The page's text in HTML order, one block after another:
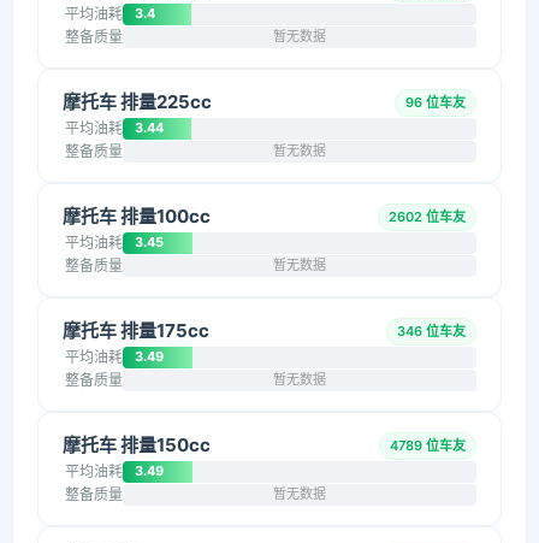
平均油耗 3.4
整备质量 暂无数据
摩托车 排量225cc 96 位车友
平均油耗 3.44
整备质量 暂无数据
摩托车 排量100cc 2602 位车友
平均油耗 3.45
整备质量 暂无数据
摩托车 排量175cc 346 位车友
平均油耗 3.49
整备质量 暂无数据
摩托车 排量150cc 4789 位车友
平均油耗 3.49
整备质量 暂无数据